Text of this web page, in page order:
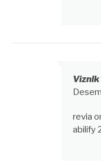
Viznlk
revia
abilify